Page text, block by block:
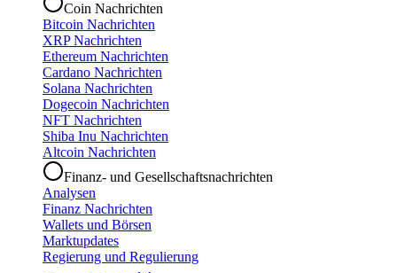
Coin Nachrichten
Bitcoin Nachrichten
XRP Nachrichten
Ethereum Nachrichten
Cardano Nachrichten
Solana Nachrichten
Dogecoin Nachrichten
NFT Nachrichten
Shiba Inu Nachrichten
Altcoin Nachrichten
Finanz- und Gesellschaftsnachrichten
Analysen
Finanz Nachrichten
Wallets und Börsen
Marktupdates
Regierung und Regulierung